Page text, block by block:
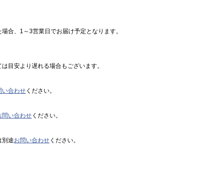
合、1～3営業日でお届け予定となります。
目安より遅れる場合もございます。
い合わせ ください。
問い合わせ ください。
別途お問い合わせ ください。